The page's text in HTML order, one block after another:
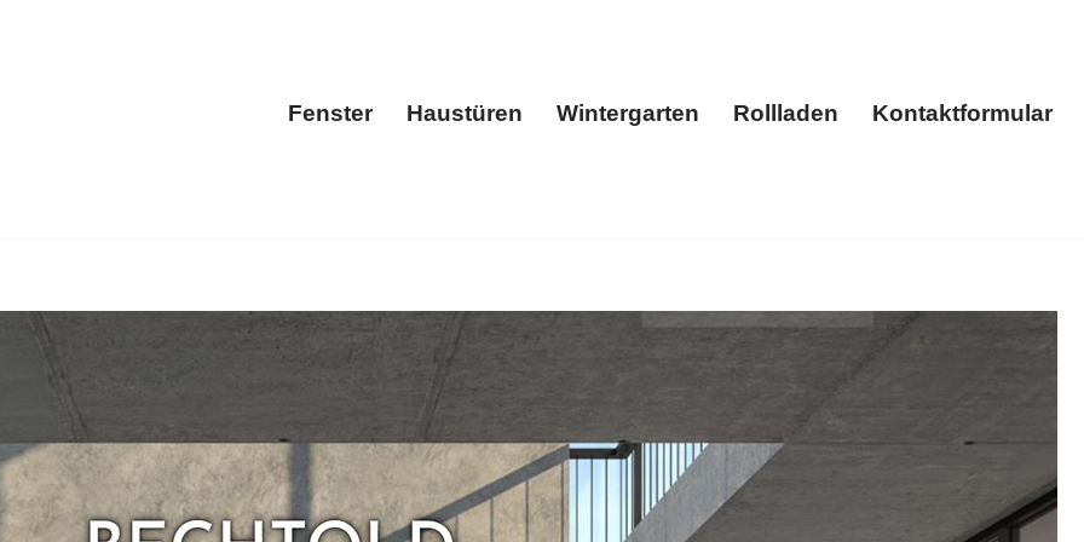
Fenster Haustüren Wintergarten Rollladen Kontaktformular